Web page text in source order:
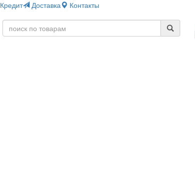
Кредит Доставка
Контакты